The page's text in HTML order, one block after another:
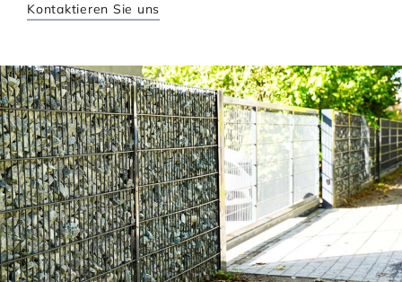
Kontaktieren Sie uns